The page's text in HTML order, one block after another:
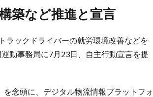
築など推進と宣言
ラックドライバーの就労環境改善などを
動事務局に7月23日、自主行動宣言を提
念頭に、デジタル物流情報プラットフォ